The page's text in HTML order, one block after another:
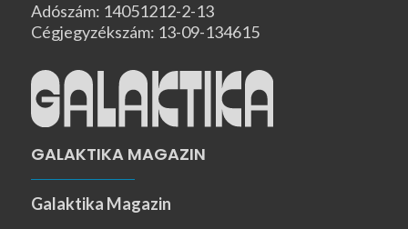
Adószám: 14051212-2-13
Cégjegyzékszám: 13-09-134615
GALAKTIKA MAGAZIN
Galaktika Magazin